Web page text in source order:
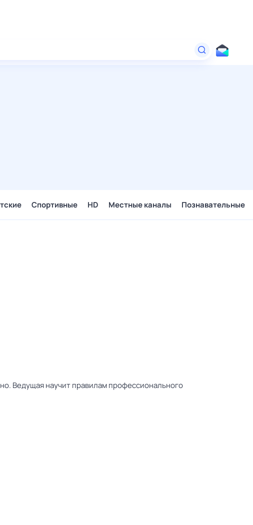
Спортивные HD Местные каналы Познавательные
Ведущая научит правилам профессионального